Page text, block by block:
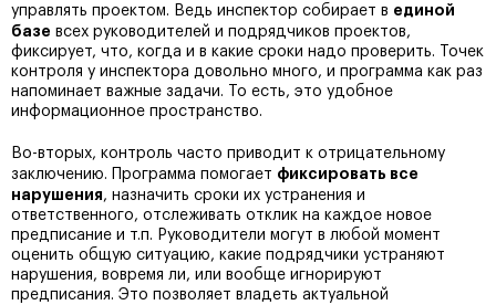
управлять проектом. Ведь инспектор собирает в единой
базе всех руководителей и подрядчиков проектов,
фиксирует, что, когда и в какие сроки надо проверить. Точек
контроля у инспектора довольно много, и программа как раз
напоминает важные задачи. То есть, это удобное
информационное пространство.
Во-вторых, контроль часто приводит к отрицательному
заключению. Программа помогает фиксировать все
нарушения, назначить сроки их устранения и
ответственного, отслеживать отклик на каждое новое
предписание и т.п. Руководители могут в любой момент
оценить общую ситуацию, какие подрядчики устраняют
нарушения, вовремя ли, или вообще игнорируют
предписания. Это позволяет владеть актуальной